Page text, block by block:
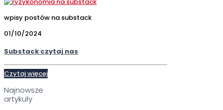
wpisy postów na substack
01/10/2024
Substack czytaj nas
Czytaj więcej
Najnowsze
artykuły